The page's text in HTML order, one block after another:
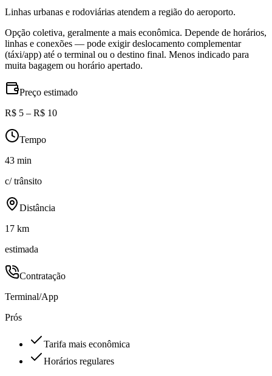
Linhas urbanas e rodoviárias atendem a região do aeroporto.
Opção coletiva, geralmente a mais econômica. Depende de horários,
linhas e conexões — pode exigir deslocamento complementar
(táxi/app) até o terminal ou o destino final. Menos indicado para
muita bagagem ou horário apertado.
Preço estimado
R$ 5 – R$ 10
Tempo
43 min
c/ trânsito
Distância
17 km
estimada
Contratação
Terminal/App
Prós
Tarifa mais econômica
Horários regulares